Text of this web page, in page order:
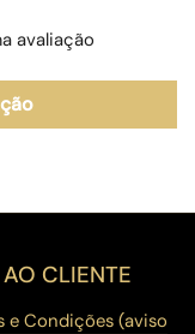
avaliação
CLIENTE
e Condições (aviso